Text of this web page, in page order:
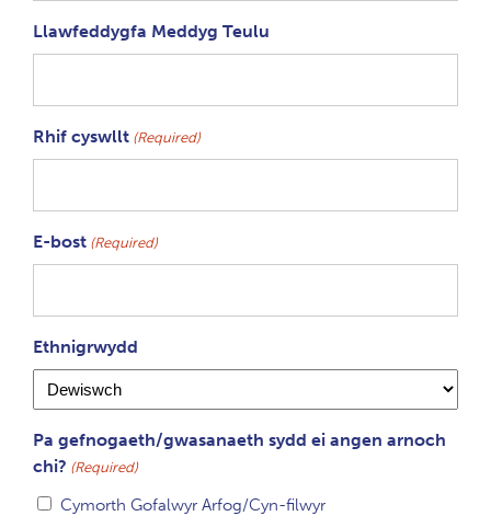
Llawfeddygfa Meddyg Teulu
Rhif cyswllt (Required)
E-bost (Required)
Ethnigrwydd
Pa gefnogaeth/gwasanaeth sydd ei angen arnoch
chi? (Required)
Cymorth Gofalwyr Arfog/Cyn-filwyr